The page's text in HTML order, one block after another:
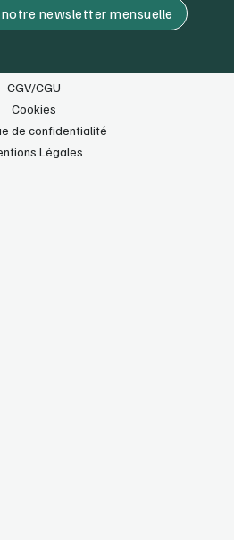
newsletter mensuelle
CGV/CGU
Cookies
de confidentialité
Légales